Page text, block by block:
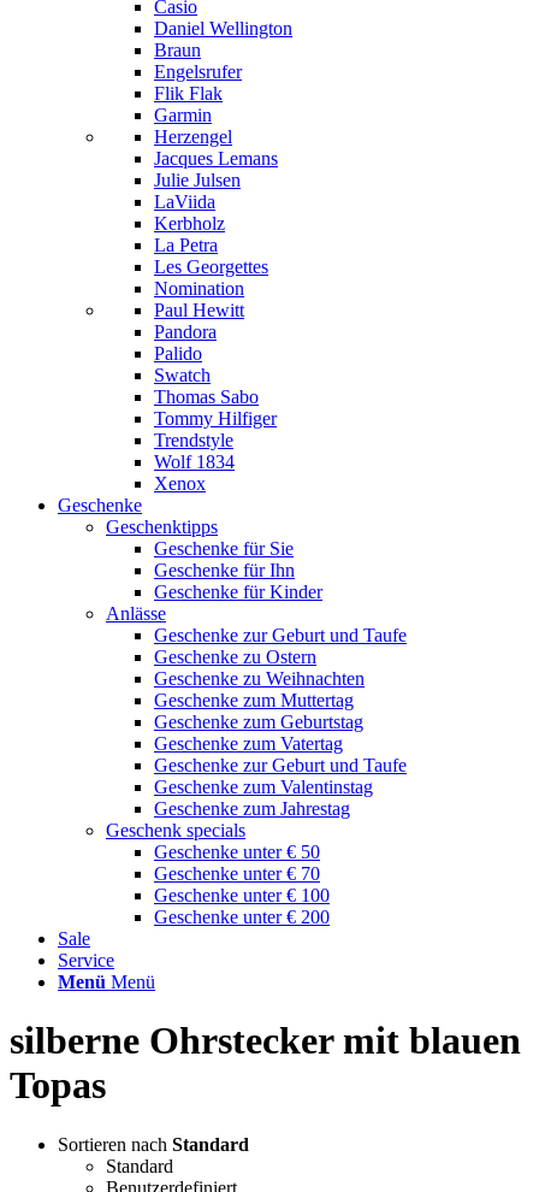
Casio
Daniel Wellington
Braun
Engelsrufer
Flik Flak
Garmin
Herzengel
Jacques Lemans
Julie Julsen
LaViida
Kerbholz
La Petra
Les Georgettes
Nomination
Paul Hewitt
Pandora
Palido
Swatch
Thomas Sabo
Tommy Hilfiger
Trendstyle
Wolf 1834
Xenox
Geschenke
Geschenktipps
Geschenke für Sie
Geschenke für Ihn
Geschenke für Kinder
Anlässe
Geschenke zur Geburt und Taufe
Geschenke zu Ostern
Geschenke zu Weihnachten
Geschenke zum Muttertag
Geschenke zum Geburtstag
Geschenke zum Vatertag
Geschenke zur Geburt und Taufe
Geschenke zum Valentinstag
Geschenke zum Jahrestag
Geschenk specials
Geschenke unter € 50
Geschenke unter € 70
Geschenke unter € 100
Geschenke unter € 200
Sale
Service
Menü Menü
silberne Ohrstecker mit blauen
Topas
Sortieren nach Standard
Standard
Benutzerdefiniert